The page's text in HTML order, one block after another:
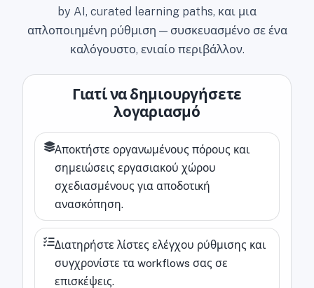
by AI, curated learning paths, και μια
απλοποιημένη ρύθμιση — συσκευασμένο σε ένα
καλόγουστο, ενιαίο περιβάλλον.
Γιατί να δημιουργήσετε
λογαριασμό
Αποκτήστε οργανωμένους πόρους και
σημειώσεις εργασιακού χώρου
σχεδιασμένους για αποδοτική
ανασκόπηση.
Διατηρήστε λίστες ελέγχου ρύθμισης και
συγχρονίστε τα workflows σας σε
επισκέψεις.